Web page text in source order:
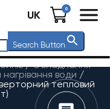
UK 0
Search Button
/Обладнання
води /
тепловий